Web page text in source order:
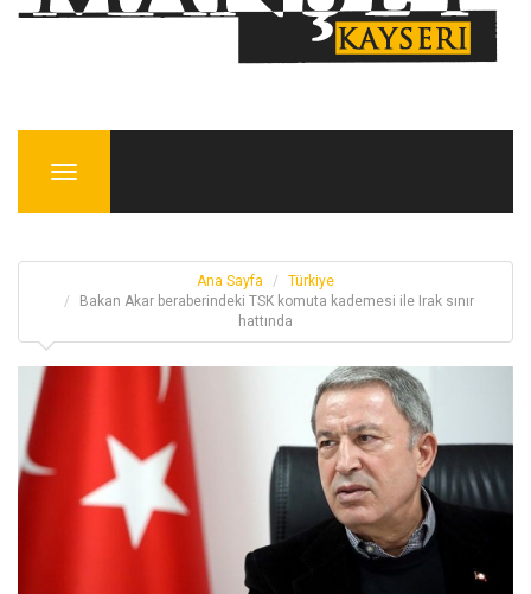
Menu
Ana Sayfa
Türkiye
Bakan Akar beraberindeki TSK komuta kademesi ile Irak sınır
hattında